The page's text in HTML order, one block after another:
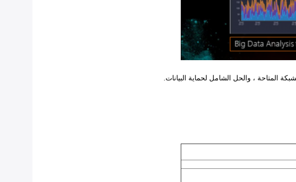
المتاحة ، والحل الشامل لحماية البيانات.